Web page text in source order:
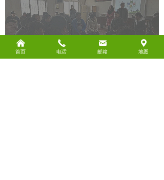
낀
首页
끅
电话
낂
邮箱
끇
地图